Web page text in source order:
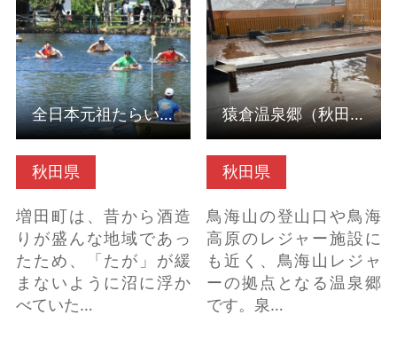
秋田県
増田町は、昔から酒造
りが盛んな地域であっ
たため、「たが」が緩
まないように沼に浮か
べていた…
手市） の詳細はこちら
全日本元祖たらいこぎ選手権大会（秋田県横手市）
秋田県
鳥海山の登山口や鳥海
高原のレジャー施設に
も近く、鳥海山レジャ
ーの拠点となる温泉郷
です。泉…
ちら
猿倉温泉郷（秋田県由利本荘市）